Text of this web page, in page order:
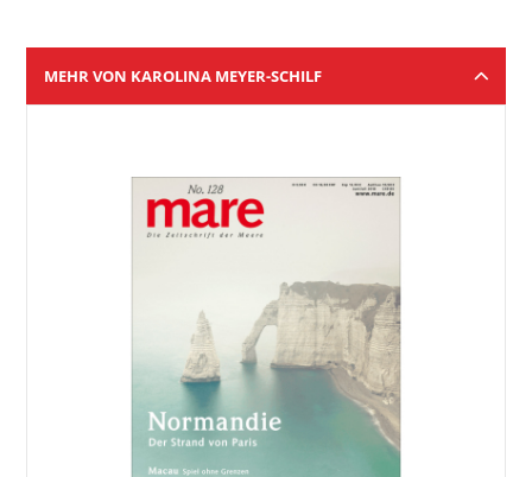
MEHR VON KAROLINA MEYER-SCHILF